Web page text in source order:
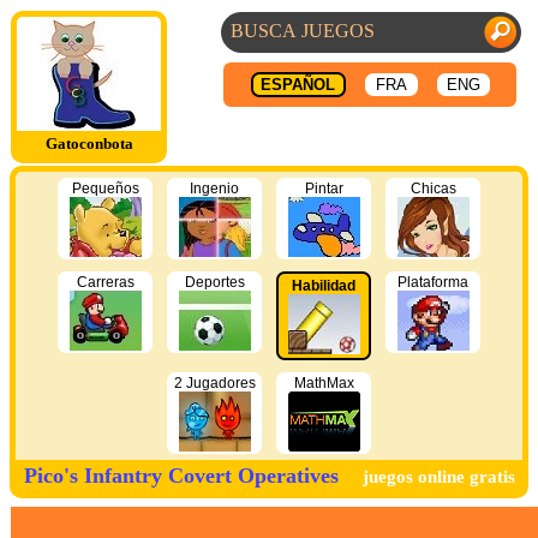
Gatoconbota
ESPAÑOL FRA ENG
Pequeños Ingenio Pintar Chicas
Carreras Deportes Habilidad Plataforma
2 Jugadores MathMax
Pico's Infantry Covert Operatives juegos online gratis